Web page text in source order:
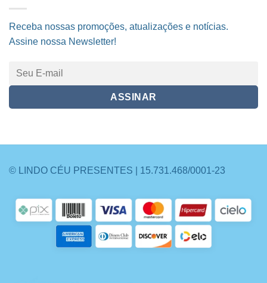
Receba nossas promoções, atualizações e notícias.
Assine nossa Newsletter!
© LINDO CÉU PRESENTES | 15.731.468/0001-23